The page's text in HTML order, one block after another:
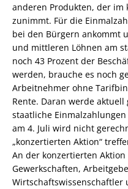
anderen Produkten, der im
zunimmt. Für die
bei den Bürgern ankommt
und mittleren Löhnen am
noch 43 Prozent der
werden, brauche es noch
Arbeitnehmer ohne
Rente. Daran werde
staatliche
am 4. Juli wird nicht
„konzertierten Aktion“
An der konzertierten
Gewerkschaften,
Wirtschaftswissenschaftler